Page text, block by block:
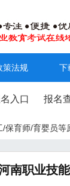
策法规 下
入口 报名
育师/育婴员
南职业技